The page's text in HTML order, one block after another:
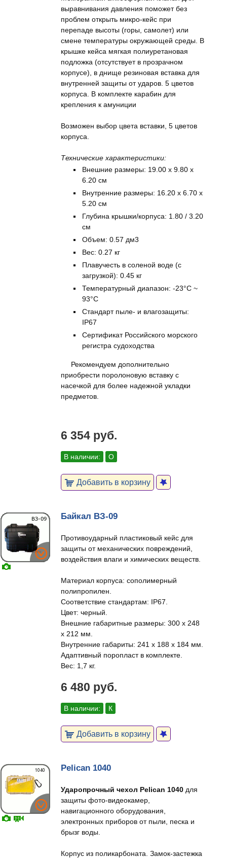
выравнивания давления поможет без
проблем открыть микро-кейс при
перепаде высоты (горы, самолет) или
смене температуры окружающей среды. В
крышке кейса мягкая полиуретановая
подложка (отсутствует в прозрачном
корпусе), в днище резиновая вставка для
внутренней защиты от ударов. 5 цветов
корпуса. В комплекте карабин для
крепления к амуниции
Возможен выбор цвета вставки, 5 цветов
корпуса.
Технические характеристики:
Внешние размеры: 19.00 x 9.80 x
6.20 см
Внутренние размеры: 16.20 x 6.70 x
5.20 см
Глубина крышки/корпуса: 1.80 / 3.20
см
Объем: 0.57 дм3
Вес: 0.27 кг
Плавучесть в соленой воде (с
загрузкой): 0.45 кг
Температурный диапазон: -23°C ~
93°C
Стандарт пыле- и влагозащиты:
IP67
Сертификат Российского морского
регистра судоходства
Рекомендуем дополнительно
приобрести поролоновую вставку с
насечкой для более надежной укладки
предметов.
6 354 руб.
В наличии: О
Добавить в корзину
Байкал ВЗ-09
Противоударный пластиковый кейс для
защиты от механических повреждений,
воздействия влаги и химических веществ.
Материал корпуса: сополимерный
полипропилен.
Соответствие стандартам: IP67.
Цвет: черный.
Внешние габаритные размеры: 300 х 248
х 212 мм.
Внутренние габариты: 241 х 188 х 184 мм.
Адаптивный поропласт в комплекте.
Вес: 1,7 кг.
6 480 руб.
В наличии: К
Добавить в корзину
Pelican 1040
Ударопрочный чехол Pelican 1040 для
защиты фото-видеокамер,
навигационного оборудования,
электронных приборов от пыли, песка и
брызг воды.
Корпус из поликарбоната. Замок-застежка